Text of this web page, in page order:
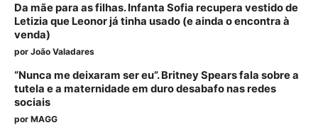
Da mãe para as filhas. Infanta Sofia recupera vestido de
Letizia que Leonor já tinha usado (e ainda o encontra à
venda)
por João Valadares
“Nunca me deixaram ser eu”. Britney Spears fala sobre a
tutela e a maternidade em duro desabafo nas redes
sociais
por MAGG